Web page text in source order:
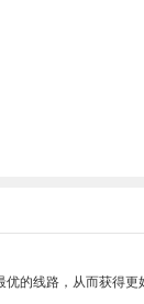
的线路，从而获得更